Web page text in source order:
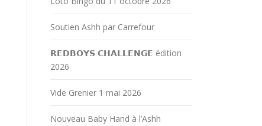
Soutien Ashh par Carrefour
𝗥𝗘𝗗𝗕𝗢𝗬𝗦 𝗖𝗛𝗔𝗟𝗟𝗘𝗡𝗚𝗘 édition
2026
Vide Grenier 1 mai 2026
Nouveau Baby Hand à l’Ashh